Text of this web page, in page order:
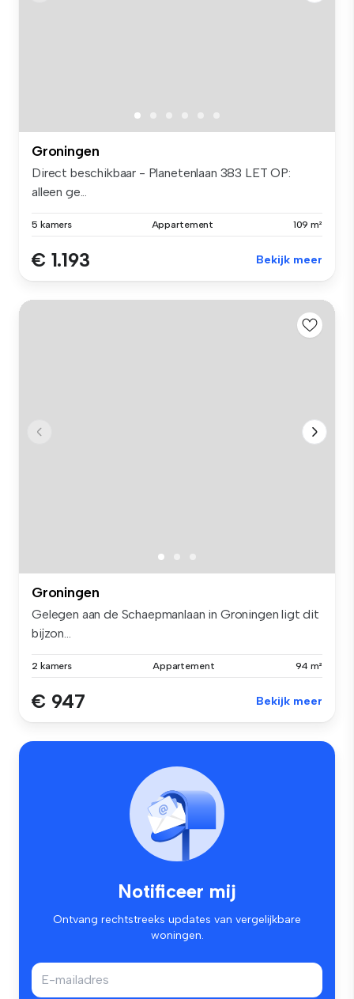
Groningen
Direct beschikbaar - Planetenlaan 383 LET OP:
alleen ge...
5 kamers Appartement 109 m²
€ 1.193 Bekijk meer
Groningen
Gelegen aan de Schaepmanlaan in Groningen ligt dit
bijzon...
2 kamers Appartement 94 m²
€ 947 Bekijk meer
Notificeer mij
Ontvang rechtstreeks updates van vergelijkbare
woningen.